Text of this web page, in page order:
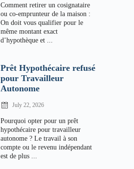
Comment retirer un cosignataire
ou co-emprunteur de la maison :
On doit vous qualifier pour le
même montant exact
d’hypothèque et ...
Prêt Hypothécaire refusé
pour Travailleur
Autonome
July 22, 2026
Pourquoi opter pour un prêt
hypothécaire pour travailleur
autonome ? Le travail à son
compte ou le revenu indépendant
est de plus ...